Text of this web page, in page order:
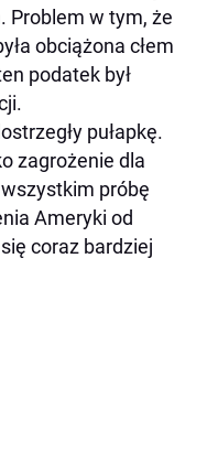
Problem w tym, że
obciążona cłem
podatek był
pułapkę.
zagrożenie dla
próbę
Ameryki od
coraz bardziej